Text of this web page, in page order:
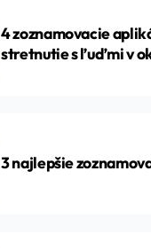
4 zoznamovacie
stretnutie s ľuďmi v
3 najlepšie